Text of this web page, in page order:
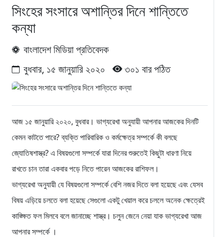
সিংহের সংসারে অশান্তির দিনে শান্তিতে
কন্যা
বাংলাদেশ মিডিয়া প্রতিবেদক
বুধবার, ১৫ জানুয়ারি ২০২০
৩০১ বার পঠিত
আজ ১৫ জানুয়ারি ২০২০, বুধবার। ভাগ্যরেখা অনুযায়ী আপনার আজকের দিনটি
কেমন কাটতে পারে? ব্যক্তি পারিবারিক ও কর্মক্ষেত্র সম্পর্কে কী বলছে
জ্যোতিষশাস্ত্র? এ বিষয়গুলো সম্পর্কে যারা দিনের শুরুতেই কিছুটা ধারণা নিয়ে
রাখতে চান তারা একবার পড়ে নিতে পারেন আজকের রাশিফল।
ভাগ্যরেখা অনুযায়ী যে বিষয়গুলো সম্পর্কে বেশি নজর দিতে বলা হয়েছে এবং যেসব
বিষয় এড়িয়ে চলতে বলা হয়েছে সেগুলো একটু খেয়াল করে চললে অনেক ক্ষেত্রেই
কাঙ্ক্ষিত ফল মিলবে বলে জানাচ্ছে শাস্ত্র। চলুন জেনে নেয়া যাক ভাগ্যরেখা আজ
আপনার সম্পর্কে ।